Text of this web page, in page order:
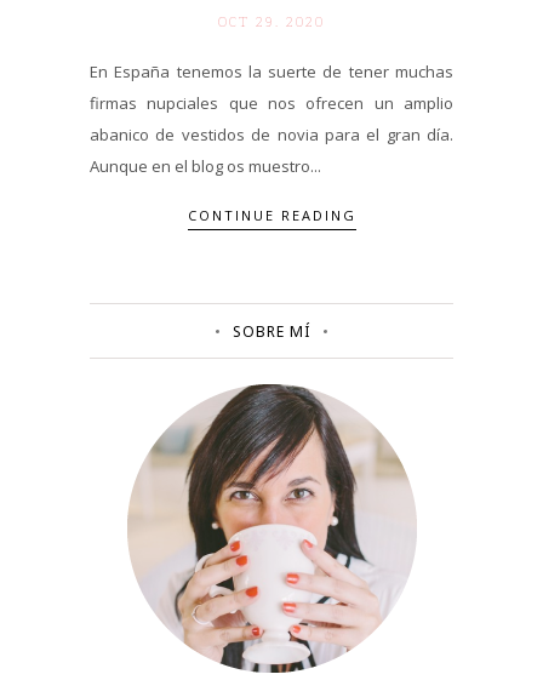
OCT 29. 2020
En España tenemos la suerte de tener muchas
firmas nupciales que nos ofrecen un amplio
abanico de vestidos de novia para el gran día.
Aunque en el blog os muestro...
CONTINUE READING
SOBRE MÍ